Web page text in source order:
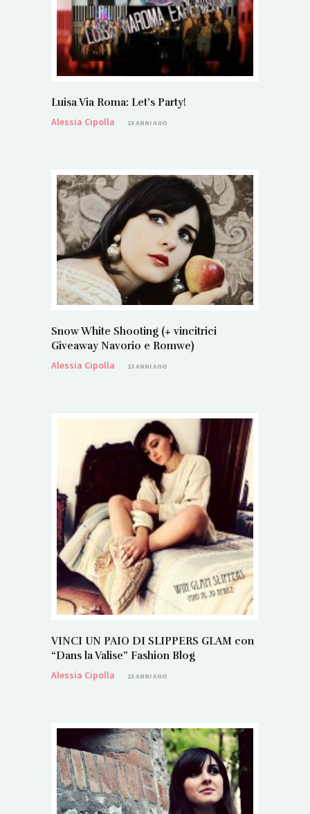
Luisa Via Roma: Let’s Party!
Alessia Cipolla
13 ANNI AGO
Snow White Shooting (+ vincitrici
Giveaway Navorio e Romwe)
Alessia Cipolla
13 ANNI AGO
VINCI UN PAIO DI SLIPPERS GLAM con
“Dans la Valise” Fashion Blog
Alessia Cipolla
13 ANNI AGO